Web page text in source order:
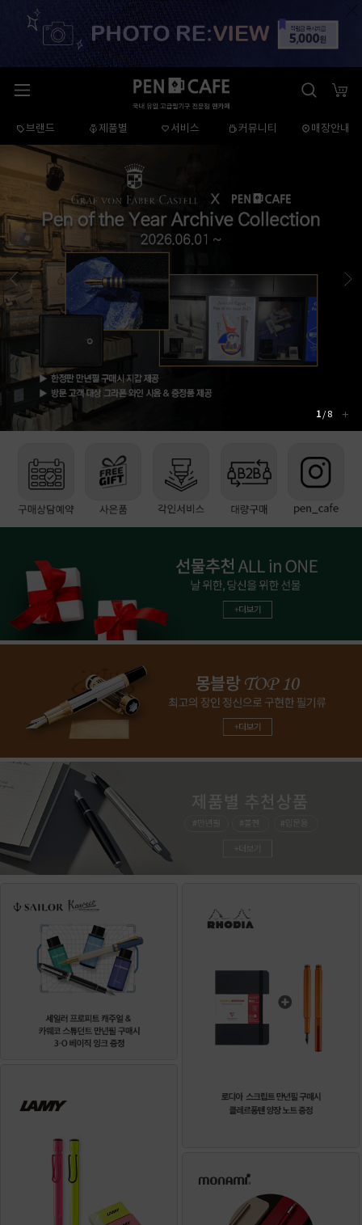
브랜드 제품별 서비스 커뮤니티 매장안내
이
전
다
1 / 8
더
보